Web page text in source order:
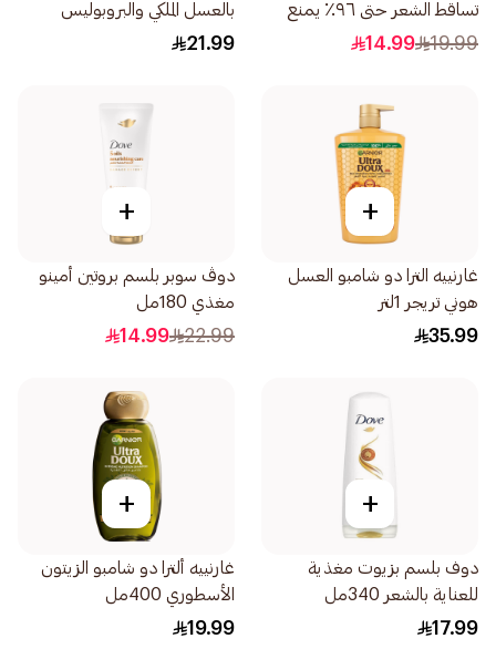
تساقط الشعر حتى ٩٦٪ يمنع
لتساقط الشعر للشعر الضعيف و
19.99
14.99
بالعسل الملكي والبروبوليس
400مل
21.99
+
غارنييه الترا دو شامبو العسل
هوني تريجر 1لتر
35.99
+
دوڤ سوبر بلسم بروتين أمينو
مغذي 180مل
22.99
14.99
+
دوف بلسم بزيوت مغذية
للعناية بالشعر 340مل
17.99
+
غارنييه ألترا دو شامبو الزيتون
الأسطوري 400مل
19.99